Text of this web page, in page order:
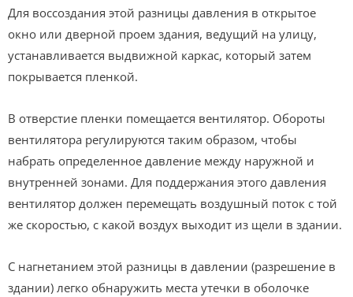
Для воссоздания этой разницы давления в открытое
окно или дверной проем здания, ведущий на улицу,
устанавливается выдвижной каркас, который затем
покрывается пленкой.
В отверстие пленки помещается вентилятор. Обороты
вентилятора регулируются таким образом, чтобы
набрать определенное давление между наружной и
внутренней зонами. Для поддержания этого давления
вентилятор должен перемещать воздушный поток с той
же скоростью, с какой воздух выходит из щели в здании.
С нагнетанием этой разницы в давлении (разрешение в
здании) легко обнаружить места утечки в оболочке